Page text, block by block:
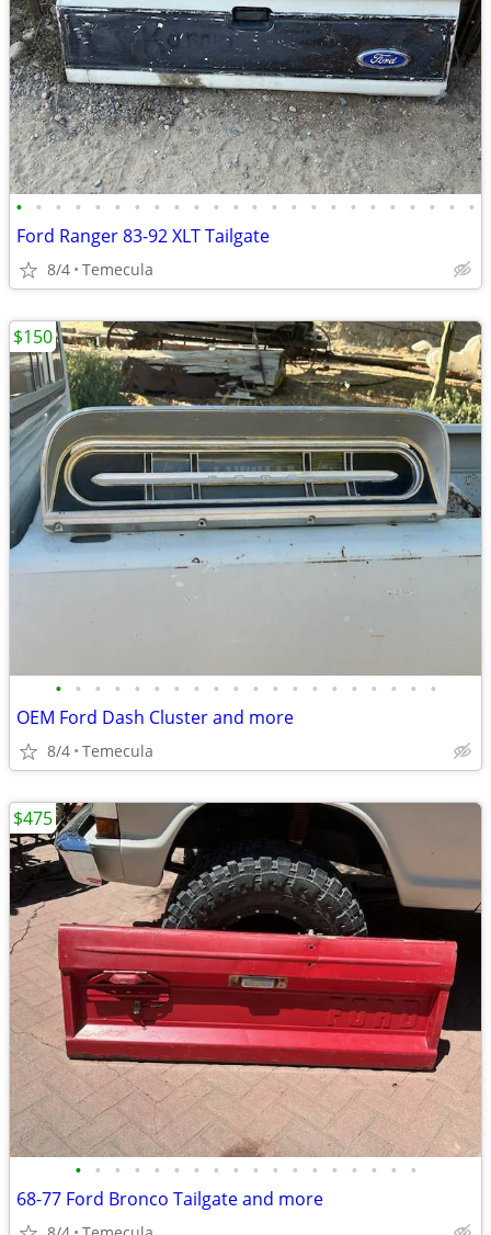
• • • • • • • • • • • • • • • • • • • • • • • •
Ford Ranger 83-92 XLT Tailgate
8/4 Temecula
• • • • • • • • • • • • • • • • • • • •
OEM Ford Dash Cluster and more
8/4 Temecula
$150
• • • • • • • • • • • • • • • • • •
68-77 Ford Bronco Tailgate and more
$475